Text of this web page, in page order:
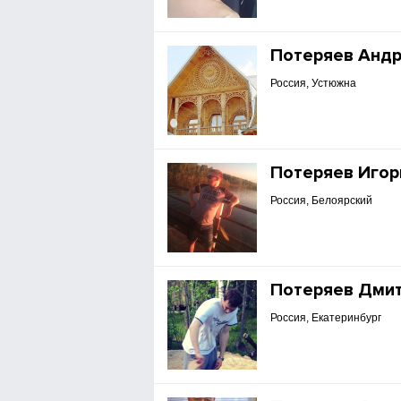
Потеряев
Россия, Устюжна
Потеряев
Россия, Белоярский
Потеряев
Россия, Екатеринбург